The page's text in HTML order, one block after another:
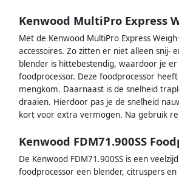
Kenwood MultiPro Express
Met de Kenwood MultiPro Express
accessoires. Zo zitten er niet alleen snij-
blender is hittebestendig, waardoor je
foodprocessor. Deze foodprocessor
mengkom. Daarnaast is de snelheid
draaien. Hierdoor pas je de snelheid
kort voor extra vermogen. Na gebruik
Kenwood FDM71.900SS
De Kenwood FDM71.900SS is een
foodprocessor een blender, citruspers en